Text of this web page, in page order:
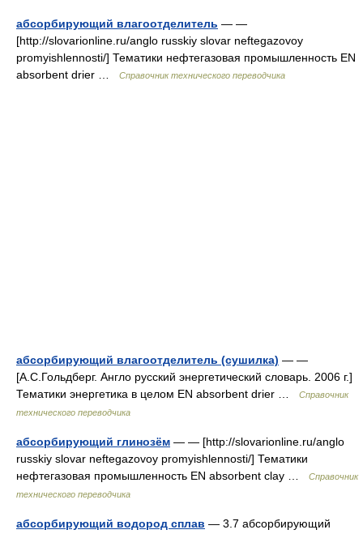
абсорбирующий влагоотделитель — —
[http://slovarionline.ru/anglo russkiy slovar neftegazovoy
promyishlennosti/] Тематики нефтегазовая промышленность EN
absorbent drier …
Справочник технического переводчика
абсорбирующий влагоотделитель (сушилка) — —
[А.С.Гольдберг. Англо русский энергетический словарь. 2006 г.]
Тематики энергетика в целом EN absorbent drier …
Справочник
технического переводчика
абсорбирующий глинозём — — [http://slovarionline.ru/anglo
russkiy slovar neftegazovoy promyishlennosti/] Тематики
нефтегазовая промышленность EN absorbent clay …
Справочник
технического переводчика
абсорбирующий водород сплав — 3.7 абсорбирующий